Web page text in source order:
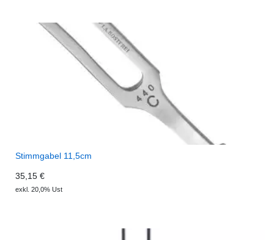
Stimmgabel 11,5cm
35,15 €
exkl. 20,0% Ust